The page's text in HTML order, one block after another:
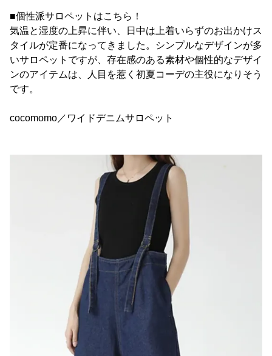
■個性派サロペットはこちら！
気温と湿度の上昇に伴い、日中は上着いらずのお出かけス
タイルが定番になってきました。シンプルなデザインが多
いサロペットですが、存在感のある素材や個性的なデザイ
ンのアイテムは、人目を惹く初夏コーデの主役になりそう
です。
cocomomo／ワイドデニムサロペット